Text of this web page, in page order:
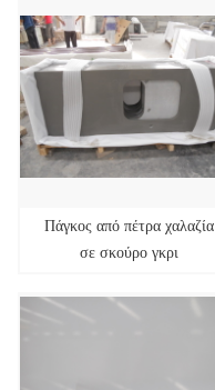
Πάγκος από πέτρα χαλαζία
σε σκούρο γκρι